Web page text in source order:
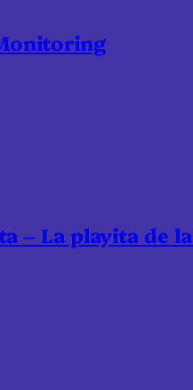
– La playita de